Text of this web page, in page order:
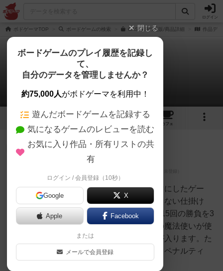
ログイン
ボドゲーマTOP ボードゲームの検索 CASTERの通販/商品詳細 作品デ
CASTER -キャスター-
3件のレビュー
2 1 3
カフェ
312名 充実
魔法使いたちの魔力比べをテーマにしたゲー
ム。ただ魔力が強いだけでは勝てない仕掛け
が。魔法使いたちは、1ラウンド15回の勝負を3
ラウンド行います。毎回、最初の魔法使いが使
った魔法で勝負し、勝者に得点が入ります。た
だし、ラウンド中に勝ちすぎるとペナルティ
が。。。魔法使いが使える...
大賢者
閉じる
ボードゲームのプレイ履歴を記録し
て、
自分のデータを管理しませんか？
約75,000人がボドゲーマを利用中！
遊んだボードゲームを記録する
気になるゲームのレビューを読む
お気に入り作品・所有リストの共
有
ログイン / 会員登録（10秒）
Google X
Apple Facebook
または
メールで会員登録